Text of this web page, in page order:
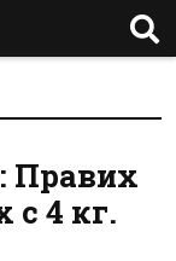
Правих
с 4 кг.